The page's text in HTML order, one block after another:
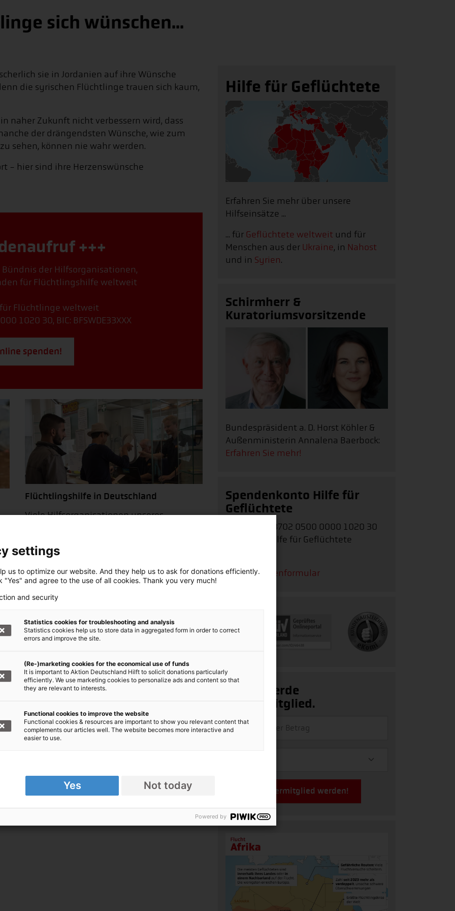
sich wünschen...
sie in Jordanien auf ihre Wünsche
die syrischen Flüchtlinge trauen sich kaum,
naher Zukunft nicht verbessern wird, dass
der drängendsten Wünsche, wie zum
sehen, können nie wahr werden.
- hier sind ihre Herzenswünsche
+++
der Hilfsorganisationen,
für Flüchtlingshilfe weltweit
Flüchtlinge weltweit
1020 30, BIC: BFSWDE33XXX
spenden!
Flüchtlingshilfe in Deutschland
Viele Hilfsorganisationen unseres
Integration. Erfahren Sie hier mehr.
Hilfsorganisationen
Hilfe für Geflüchtete
Erfahren Sie mehr über unsere
Hilfseinsätze ...
... für Geflüchtete weltweit und für
Menschen aus der Ukraine, in Nahost
und in Syrien.
Schirmherr &
Kuratoriumsvorsitzende
Bundespräsident a. D. Horst Köhler &
Außenministerin Annalena Baerbock:
Erfahren Sie mehr!
Spendenkonto Hilfe für
Geflüchtete
DE62 3702 0500 0000 1020 30
Stichwort: Hilfe für Geflüchtete
Zum Spendenformular
Ja, ich werde
Fördermitglied.
Jetzt Fördermitglied werden!
settings
us to optimize our website. And they help us to ask for donations efficiently.
"Yes" and agree to the use of all cookies. Thank you very much!
and security
Statistics cookies for troubleshooting and analysis
Statistics cookies help us to store data in aggregated form in order to correct
errors and improve the site.
(Re-)marketing cookies for the economical use of funds
It is important to Aktion Deutschland Hilft to solicit donations particularly
efficiently. We use marketing cookies to personalize ads and content so that
they are relevant to interests.
Functional cookies to improve the website
Functional cookies & resources are important to show you relevant content that
complements our articles well. The website becomes more interactive and
easier to use.
Yes Not today
Powered by